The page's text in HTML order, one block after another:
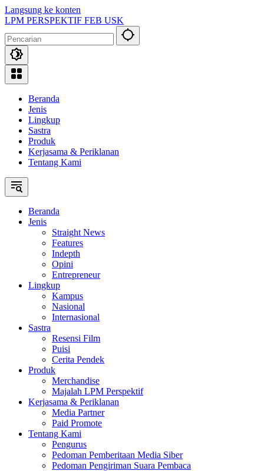
Langsung ke konten
LPM PERSPEKTIF FEB USK
Beranda
Jenis
Lingkup
Sastra
Produk
Kerjasama & Periklanan
Tentang Kami
Beranda
Jenis
Straight News
Features
Indepth
Opini
Entrepreneur
Lingkup
Kampus
Nasional
Internasional
Sastra
Resensi Film
Puisi
Cerita Pendek
Produk
Merchandise
Majalah LPM Perspektif
Kerjasama & Periklanan
Media Partner
Paid Promote
Tentang Kami
Pengurus
Pedoman Pemberitaan Media Siber
Pedoman Pengiriman Suara Pembaca